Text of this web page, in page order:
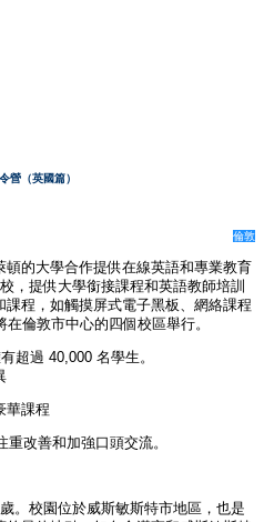
營（英國篇）
倫敦
的大學合作提供在線英語和專業教育
，提供大學銜接課程和英語教師培訓
程，如觸摸屏式電子黑板、網絡課程
倫敦市中心的四個校區舉行。
超過 40,000 名學生。
華課程
改善和加強口頭交流。
。校園位於威斯敏斯特市地區，也是